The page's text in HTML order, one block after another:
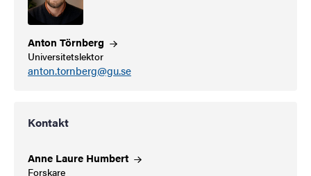
Anton Törnberg
Universitetslektor
anton.tornberg@gu.se
Kontakt
Anne Laure Humbert
Forskare